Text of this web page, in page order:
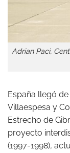
Adrian Paci,
España llegó
Villaespesa y
Estrecho de
proyecto
(1997-1998),